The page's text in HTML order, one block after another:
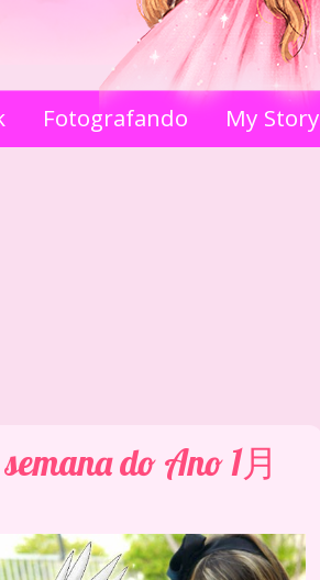
Fotografando My Story
do Ano 1月